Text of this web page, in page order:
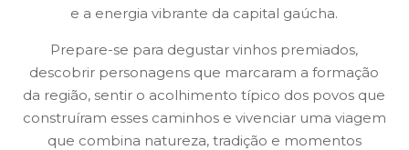
e a energia vibrante da capital gaúcha.
Prepare-se para degustar vinhos premiados,
descobrir personagens que marcaram a formação
da região, sentir o acolhimento típico dos povos que
construíram esses caminhos e vivenciar uma viagem
que combina natureza, tradição e momentos